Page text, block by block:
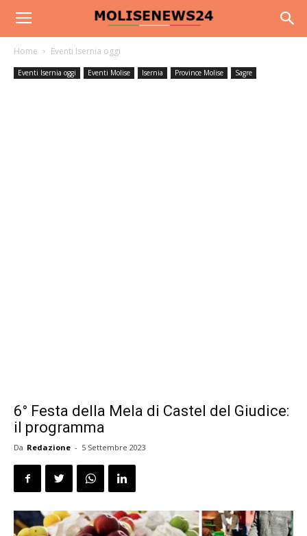
Home Eventi Isernia oggi
Eventi Isernia oggi Eventi Molise Isernia Province Molise Sagre
6° Festa della Mela di Castel del Giudice:
il programma
Da Redazione - 5 Settembre 2023